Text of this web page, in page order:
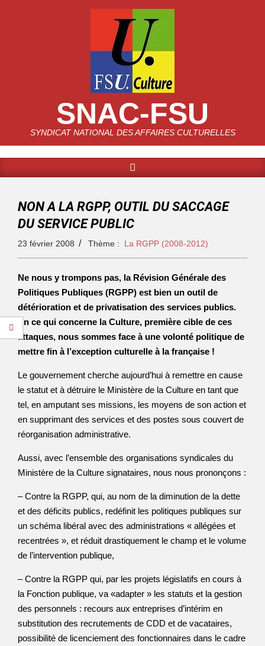
SNAC-FSU
SYNDICAT NATIONAL DES AFFAIRES CULTURELLES
NON A LA RGPP, OUTIL DU SACCAGE
DU SERVICE PUBLIC
23 février 2008 Thème : La RGPP (2008-2012)
Ne nous y trompons pas, la Révision Générale des
Politiques Publiques (RGPP) est bien un outil de
détérioration et de privatisation des services publics.
En ce qui concerne la Culture, première cible de ces
attaques, nous sommes face à une volonté politique de
mettre fin à l’exception culturelle à la française !
Le gouvernement cherche aujourd’hui à remettre en cause
le statut et à détruire le Ministère de la Culture en tant que
tel, en amputant ses missions, les moyens de son action et
en supprimant des services et des postes sous couvert de
réorganisation administrative.
Aussi, avec l’ensemble des organisations syndicales du
Ministère de la Culture signataires, nous nous prononçons :
– Contre la RGPP, qui, au nom de la diminution de la dette
et des déficits publics, redéfinit les politiques publiques sur
un schéma libéral avec des administrations « allégées et
recentrées », et réduit drastiquement le champ et le volume
de l’intervention publique,
– Contre la RGPP qui, par les projets législatifs en cours à
la Fonction publique, va «adapter » les statuts et la gestion
des personnels : recours aux entreprises d’intérim en
substitution des recrutements de CDD et de vacataires,
possibilité de licenciement des fonctionnaires dans le cadre